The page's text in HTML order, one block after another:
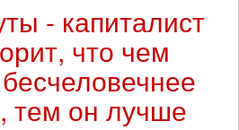
- капиталист
что чем
тем он лучше